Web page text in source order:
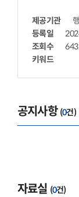
제공기관
등록일
조회수
키워드
공지사항 (0건)
자료실 (0건)